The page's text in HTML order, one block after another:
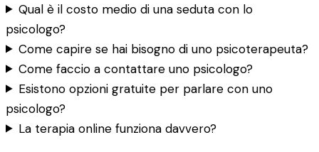
Qual è il costo medio di una seduta con lo
psicologo?
Come capire se hai bisogno di uno psicoterapeuta?
Come faccio a contattare uno psicologo?
Esistono opzioni gratuite per parlare con uno
psicologo?
La terapia online funziona davvero?